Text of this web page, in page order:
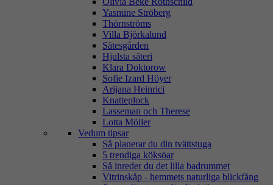
Yasmine Ströberg
Thörnströms
Villa Björkalund
Sätesgården
Hjulsta säteri
Klara Doktorow
Sofie Izard Höyer
Arijana Heinrici
Knatteplock
Lasseman och Therese
Lotta Möller
Vedum tipsar
Så planerar du din tvättstuga
5 trendiga köksöar
Så inreder du det lilla badrummet
Vitrinskåp - hemmets naturliga blickfång